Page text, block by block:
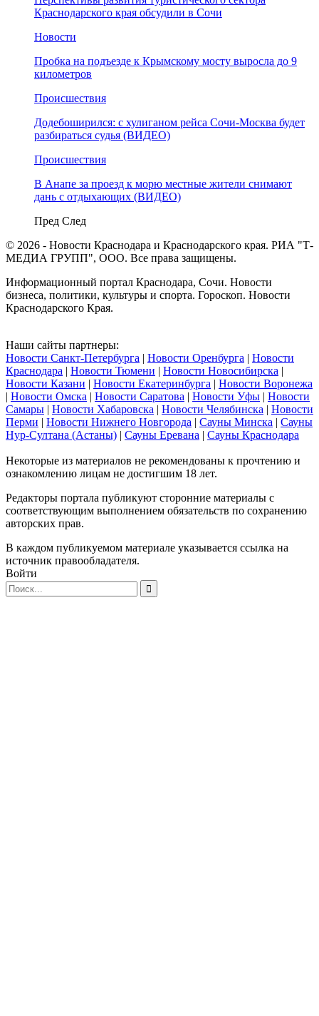
Краснодарского края обсудили в Сочи
Новости
Пробка на подъезде к Крымскому мосту выросла до 9
километров
Происшествия
Додебоширился: с хулиганом рейса Сочи-Москва будет
разбираться судья (ВИДЕО)
Происшествия
В Анапе за проезд к морю местные жители снимают
дань с отдыхающих (ВИДЕО)
Пред След
© 2026 - Новости Краснодара и Краснодарского края. РИА "Т-
МЕДИА ГРУПП", ООО. Все права защищены.
Информационный портал Краснодара, Сочи. Новости
бизнеса, политики, культуры и спорта. Гороскоп. Новости
Краснодарского Края.
Наши сайты партнеры:
Новости Санкт-Петербурга | Новости Оренбурга | Новости
Краснодара | Новости Тюмени | Новости Новосибирска |
Новости Казани | Новости Екатеринбурга | Новости Воронежа
| Новости Омска | Новости Саратова | Новости Уфы | Новости
Самары | Новости Хабаровска | Новости Челябинска | Новости
Перми | Новости Нижнего Новгорода | Сауны Минска | Сауны
Нур-Султана (Астаны) | Сауны Еревана | Сауны Краснодара
Некоторые из материалов не рекомендованы к прочтению и
ознакомлению лицам не достигшим 18 лет.
Редакторы портала публикуют сторонние материалы с
соответствующим выполнением обязательств по сохранению
авторских прав.
В каждом публикуемом материале указывается ссылка на
источник правообладателя.
Войти